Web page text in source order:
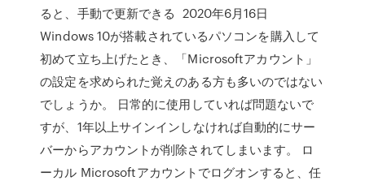
ると、手動で更新できる 2020年6月16日
Windows 10が搭載されているパソコンを購入して
初めて立ち上げたとき、「Microsoftアカウント」
の設定を求められた覚えのある方も多いのではない
でしょうか。 日常的に使用していれば問題ないで
すが、1年以上サインインしなければ自動的にサー
バーからアカウントが削除されてしまいます。 ロ
ーカル Microsoftアカウントでログオンすると、任